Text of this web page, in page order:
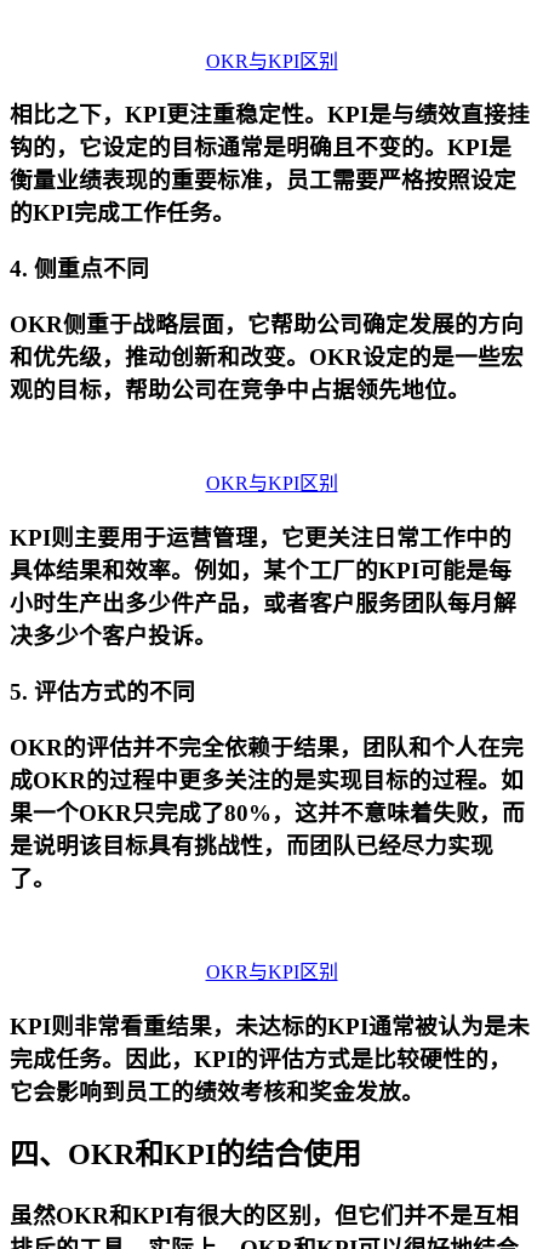
OKR与KPI区别
相比之下，KPI更注重稳定性。KPI是与绩效直接挂
钩的，它设定的目标通常是明确且不变的。KPI是
衡量业绩表现的重要标准，员工需要严格按照设定
的KPI完成工作任务。
4. 侧重点不同
OKR侧重于战略层面，它帮助公司确定发展的方向
和优先级，推动创新和改变。OKR设定的是一些宏
观的目标，帮助公司在竞争中占据领先地位。
OKR与KPI区别
KPI则主要用于运营管理，它更关注日常工作中的
具体结果和效率。例如，某个工厂的KPI可能是每
小时生产出多少件产品，或者客户服务团队每月解
决多少个客户投诉。
5. 评估方式的不同
OKR的评估并不完全依赖于结果，团队和个人在完
成OKR的过程中更多关注的是实现目标的过程。如
果一个OKR只完成了80%，这并不意味着失败，而
是说明该目标具有挑战性，而团队已经尽力实现
了。
OKR与KPI区别
KPI则非常看重结果，未达标的KPI通常被认为是未
完成任务。因此，KPI的评估方式是比较硬性的，
它会影响到员工的绩效考核和奖金发放。
四、OKR和KPI的结合使用
虽然OKR和KPI有很大的区别，但它们并不是互相